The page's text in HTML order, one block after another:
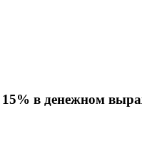
в денежном